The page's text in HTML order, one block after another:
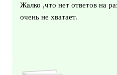
Жалко ,что нет ответов на
очень не хватает.